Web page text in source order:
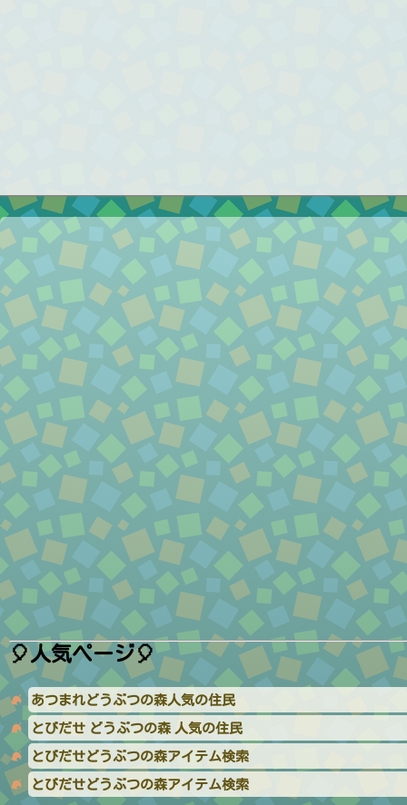
🎈人気ページ🎈
あつまれどうぶつの森人気の住民
とびだせ どうぶつの森 人気の住民
とびだせどうぶつの森アイテム検索
とびだせどうぶつの森アイテム検索